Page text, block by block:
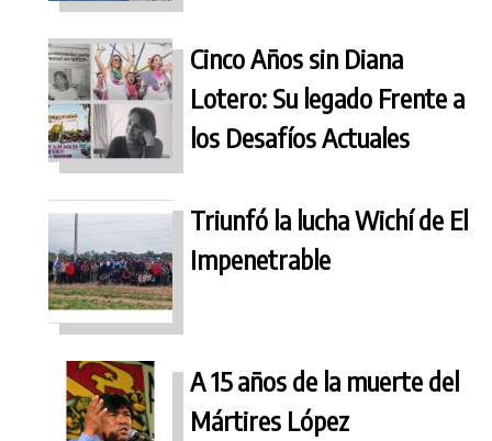
Cinco Años sin Diana
Lotero: Su legado Frente a
los Desafíos Actuales
Triunfó la lucha Wichí de El
Impenetrable
A 15 años de la muerte del
Mártires López